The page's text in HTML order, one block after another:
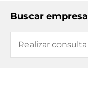
Buscar empresa